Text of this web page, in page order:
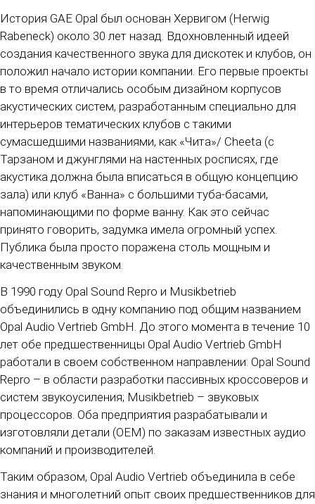
История GAE Opal был основан Хервигом (Herwig
Rabeneck) около 30 лет назад. Вдохновленный идеей
создания качественного звука для дискотек и клубов, он
положил начало истории компании. Его первые проекты
в то время отличались особым дизайном корпусов
акустических систем, разработанным специально для
интерьеров тематических клубов с такими
сумасшедшими названиями, как «Чита»/ Cheeta (с
Тарзаном и джунглями на настенных росписях, где
акустика должна была вписаться в общую концепцию
зала) или клуб «Ванна» с большими туба-басами,
напоминающими по форме ванну. Как это сейчас
принято говорить, задумка имела огромный успех.
Публика была просто поражена столь мощным и
качественным звуком.
В 1990 году Opal Sound Repro и Musikbetrieb
объединились в одну компанию под общим названием
Opal Audio Vertrieb GmbH. До этого момента в течение 10
лет обе предшественницы Opal Audio Vertrieb GmbH
работали в своем собственном направлении: Opal Sound
Repro – в области разработки пассивных кроссоверов и
систем звукоусиления; Musikbetrieb – звуковых
процессоров. Оба предприятия разрабатывали и
изготовляли детали (OEM) по заказам известных аудио
компаний и производителей.
Таким образом, Opal Audio Vertrieb объединила в себе
знания и многолетний опыт своих предшественников для